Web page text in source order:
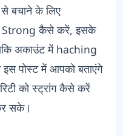
बचाने के लिए
Strong कैसे करें, इसके
अकाउंट में haching
पोस्ट में आपको बताएंगे
को स्ट्रांग कैसे करें
सके।